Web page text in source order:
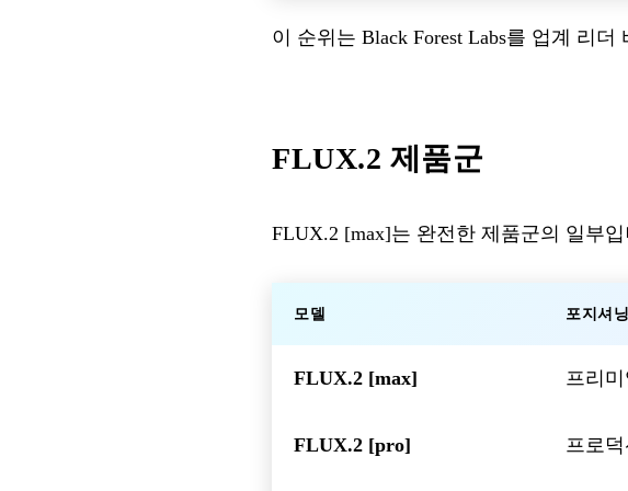
이 순위는 Black Forest Labs를 업계 리
FLUX.2 제품군
FLUX.2 [max]는 완전한 제품군의 일부
모델 포지셔닝
FLUX.2 [max] 프리미
FLUX.2 [pro] 프로덕